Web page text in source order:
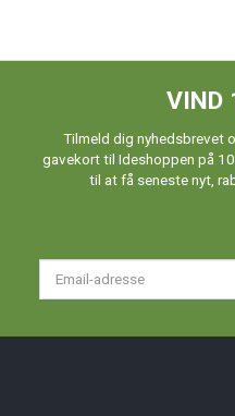
VIND
Tilmeld dig nyhedsbrevet
gavekort til Ideshoppen på
til at få seneste nyt,